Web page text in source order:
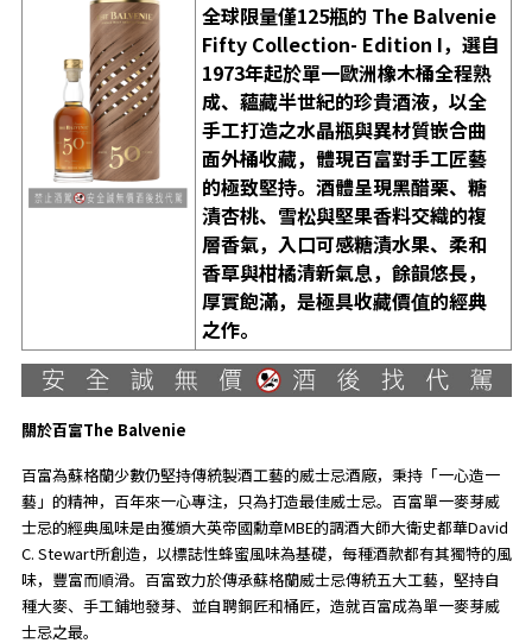
全球限量僅125瓶的 The Balvenie
Fifty Collection- Edition I，選自
1973年起於單一歐洲橡木桶全程熟
成、蘊藏半世紀的珍貴酒液，以全
手工打造之水晶瓶與異材質嵌合曲
面外桶收藏，體現百富對手工匠藝
的極致堅持。酒體呈現黑醋栗、糖
漬杏桃、雪松與堅果香料交織的複
層香氣，入口可感糖漬水果、柔和
香草與柑橘清新氣息，餘韻悠長，
厚實飽滿，是極具收藏價值的經典
之作。
關於百富The Balvenie
百富為蘇格蘭少數仍堅持傳統製酒工藝的威士忌酒廠，秉持「一心造一
藝」的精神，百年來一心專注，只為打造最佳威士忌。百富單一麥芽威
士忌的經典風味是由獲頒大英帝國勳章MBE的調酒大師大衛史都華David
C. Stewart所創造，以標誌性蜂蜜風味為基礎，每種酒款都有其獨特的風
味，豐富而順滑。百富致力於傳承蘇格蘭威士忌傳統五大工藝，堅持自
種大麥、手工鋪地發芽、並自聘銅匠和桶匠，造就百富成為單一麥芽威
士忌之最。